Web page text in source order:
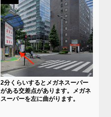
2分くらいするとメガネスーパー
がある交差点があります。メガネ
スーパーを左に曲がります。